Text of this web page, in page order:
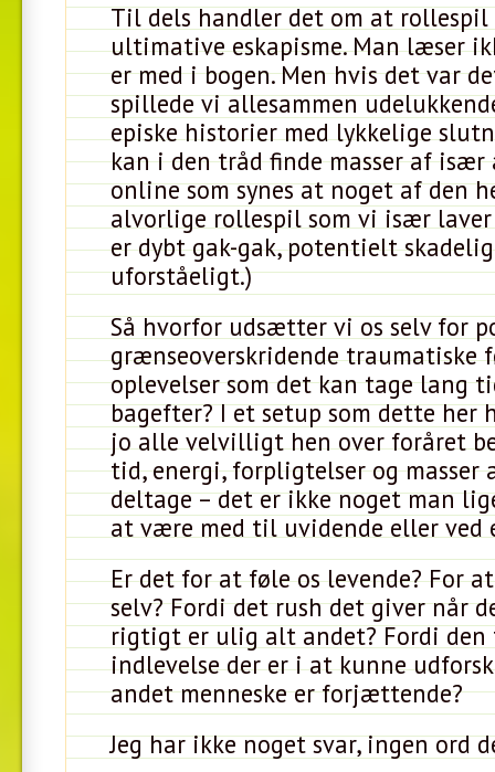
Til dels handler det om at
ultimative eskapisme. Man læser
er med i bogen. Men hvis det var
spillede vi allesammen
episke historier med lykkelige
kan i den tråd finde masser af især
online som synes at noget af den
alvorlige rollespil som vi især
er dybt gak-gak, potentielt
uforståeligt.)
Så hvorfor udsætter vi os selv for
grænseoverskridende traumatiske
oplevelser som det kan tage lang
bagefter? I et setup som dette her
jo alle velvilligt hen over foråret
tid, energi, forpligtelser og masser
deltage – det er ikke noget man
at være med til uvidende eller
Er det for at føle os levende? For
selv? Fordi det rush det giver når
rigtigt er ulig alt andet? Fordi den
indlevelse der er i at kunne
andet menneske er forjættende?
Jeg har ikke noget svar, ingen ord